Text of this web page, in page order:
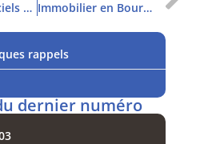
Soitec, les logiciels pour semi-conducteurs et Moderna
Immobilier en Bourse : le réveil se confirme
rappels
dernier numéro